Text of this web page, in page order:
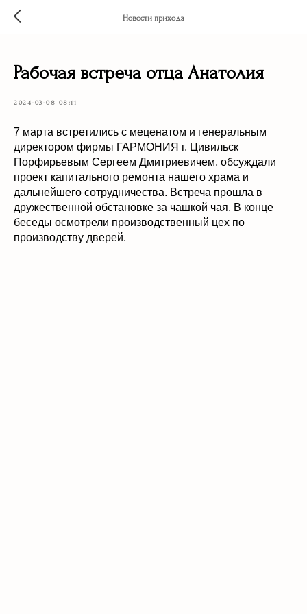
Новости прихода
Рабочая встреча отца Анатолия
2024-03-08 08:11
7 марта встретились с меценатом и генеральным
директором фирмы ГАРМОНИЯ г. Цивильск
Порфирьевым Сергеем Дмитриевичем, обсуждали
проект капитального ремонта нашего храма и
дальнейшего сотрудничества. Встреча прошла в
дружественной обстановке за чашкой чая. В конце
беседы осмотрели производственный цех по
производству дверей.